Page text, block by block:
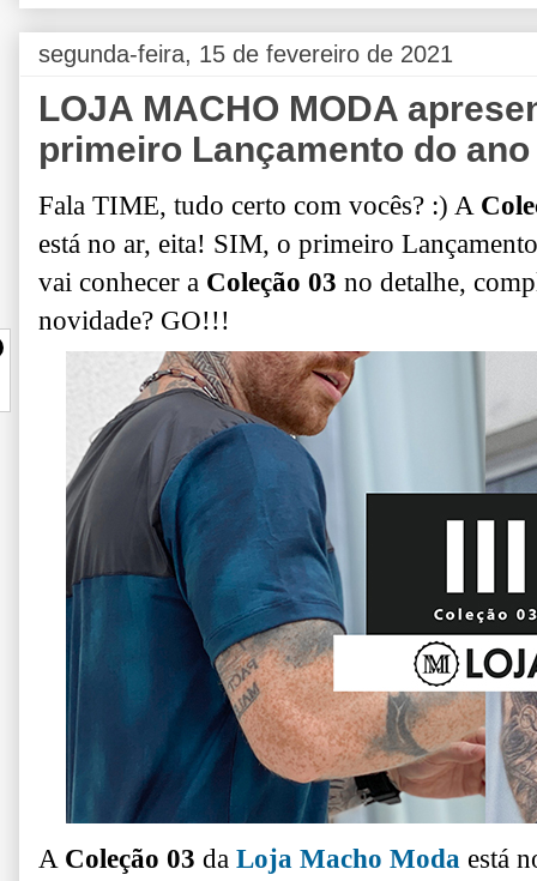
segunda-feira, 15 de fevereiro de 2021
LOJA MACHO MODA
primeiro Lançamento do ano
Fala TIME, tudo certo com vocês? :) A
está no ar, eita! SIM, o primeiro
vai conhecer a Coleção 03 no detalhe,
novidade? GO!!!
A Coleção 03 da Loja Macho Moda está